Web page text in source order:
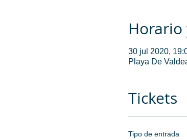
Horario
30 jul 2020,
Playa De
Tickets
Tipo de entrada